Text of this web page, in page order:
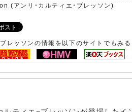
アンリ・カルティエ・ブレッソン)
レッソンの情報を以下のサイトでもみる